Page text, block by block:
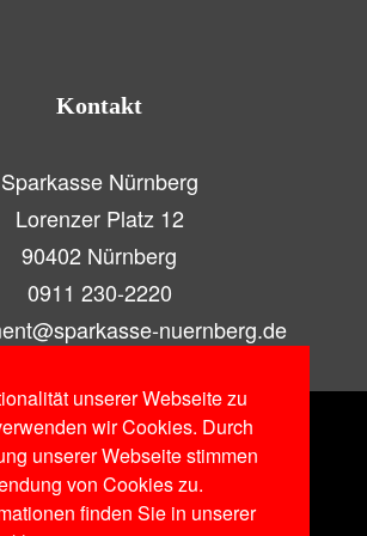
Kontakt
Sparkasse Nürnberg
Lorenzer Platz 12
90402 Nürnberg
0911 230-2220
nuernberg.de
|Datenschutz
unserer Webseite zu
wir Cookies. Durch
unserer Webseite stimmen
von Cookies zu.
finden Sie in unserer